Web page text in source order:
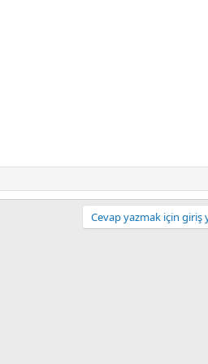
Cevap yazmak için giriş